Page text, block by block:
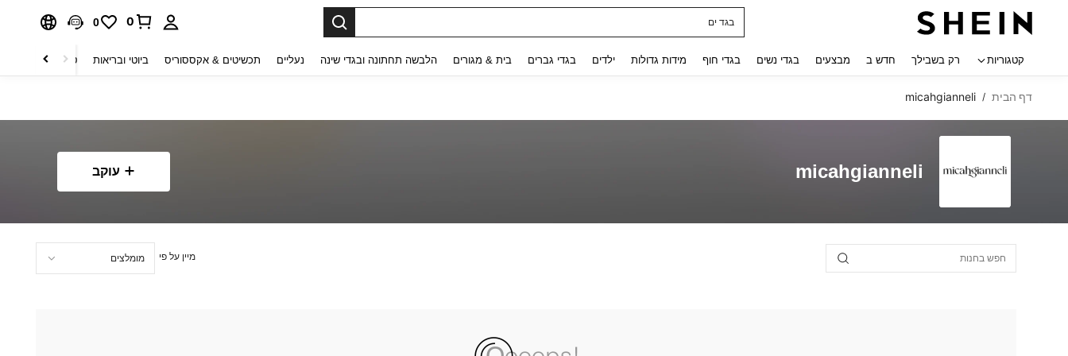
חולצות נשים
0
0
קטגוריות רק בשבילך חדש ב מבצעים בגדי נשים בגדי חוף מידות גדולות ילדים בגדי גברים בית & מגורים הלבשה תחתונה ובגדי שינה נעליים תכשיטים & אקססוריס ביוטי ובריאות טקסטיל לבית
דף הבית /
micahgianneli
micahgianneli עוקב
מיין על פי